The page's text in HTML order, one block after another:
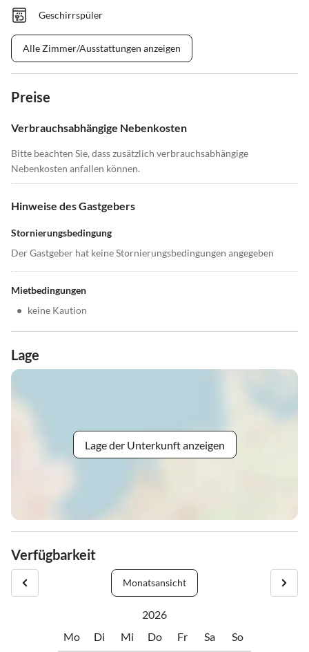
Geschirrspüler
Alle Zimmer/Ausstattungen anzeigen
Preise
Verbrauchsabhängige Nebenkosten
Bitte beachten Sie, dass zusätzlich verbrauchsabhängige
Nebenkosten anfallen können.
Hinweise des Gastgebers
Stornierungsbedingung
Der Gastgeber hat keine Stornierungsbedingungen angegeben
Mietbedingungen
• keine Kaution
Lage
Lage der Unterkunft anzeigen
Verfügbarkeit
Monatsansicht
2026
Mo
Di Mi Do Fr Sa So